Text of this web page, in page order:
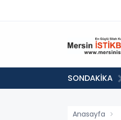
SONDAKİKA
Anasayfa